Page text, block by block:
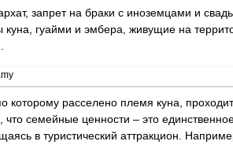
запрет на браки с иноземцами и
куна, гуайми и эмбера, живущие на
которому расселено племя куна,
что семейные ценности – это
в туристический аттракцион.